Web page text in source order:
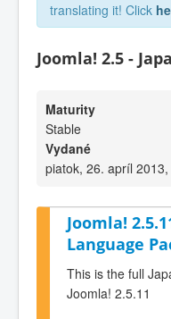
translating it! Click
Joomla! 2.5 -
Maturity
Stable
Vydané
piatok, 26. apríl
Joomla!
Language
This is the full
Joomla! 2.5.11